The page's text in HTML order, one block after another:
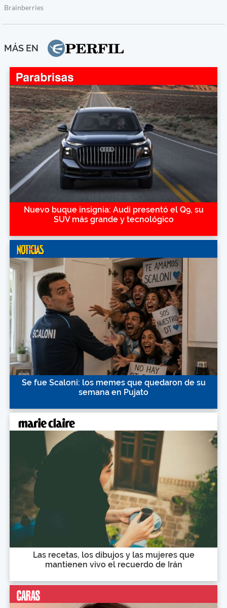
MÁS EN
Nuevo buque insignia: Audi presentó el Q9, su
SUV más grande y tecnológico
Se fue Scaloni: los memes que quedaron de su
semana en Pujato
Las recetas, los dibujos y las mujeres que
mantienen vivo el recuerdo de Irán